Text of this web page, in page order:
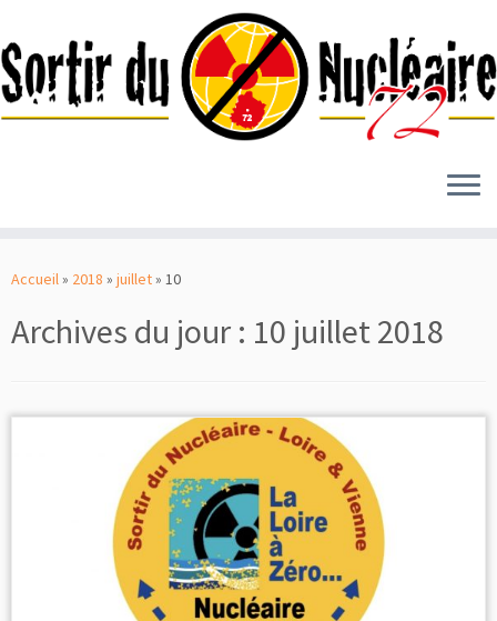
auAccueil» 2018 » juillet» 10
Archives du jour : 10 juillet 2018